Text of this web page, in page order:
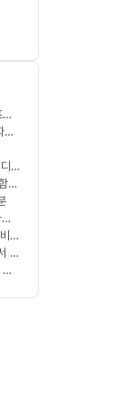
인
께
서
스
개